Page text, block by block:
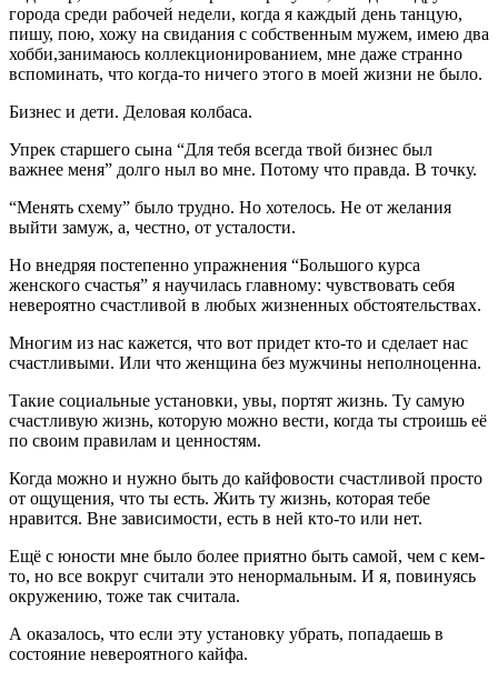
города среди рабочей недели, когда я каждый день танцую,
пишу, пою, хожу на свидания с собственным мужем, имею два
хобби,занимаюсь коллекционированием, мне даже странно
вспоминать, что когда-то ничего этого в моей жизни не было.
Бизнес и дети. Деловая колбаса.
Упрек старшего сына “Для тебя всегда твой бизнес был
важнее меня” долго ныл во мне. Потому что правда. В точку.
“Менять схему” было трудно. Но хотелось. Не от желания
выйти замуж, а, честно, от усталости.
Но внедряя постепенно упражнения “Большого курса
женского счастья” я научилась главному: чувствовать себя
невероятно счастливой в любых жизненных обстоятельствах.
Многим из нас кажется, что вот придет кто-то и сделает нас
счастливыми. Или что женщина без мужчины неполноценна.
Такие социальные установки, увы, портят жизнь. Ту самую
счастливую жизнь, которую можно вести, когда ты строишь её
по своим правилам и ценностям.
Когда можно и нужно быть до кайфовости счастливой просто
от ощущения, что ты есть. Жить ту жизнь, которая тебе
нравится. Вне зависимости, есть в ней кто-то или нет.
Ещё с юности мне было более приятно быть самой, чем с кем-
то, но все вокруг считали это ненормальным. И я, повинуясь
окружению, тоже так считала.
А оказалось, что если эту установку убрать, попадаешь в
состояние невероятного кайфа.